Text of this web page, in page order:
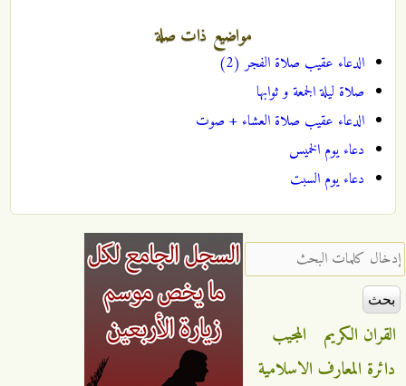
مواضيع ذات صلة
الدعاء عقيب صلاة الفجر (2)
صلاة ليلة الجمعة و ثوابها
الدعاء عقيب صلاة العشاء + صوت
دعاء يوم الخميس
دعاء يوم السبت
‏إدخال كلمات البحث ‏
القران الكريم
المجيب
دائرة المعارف الاسلامية